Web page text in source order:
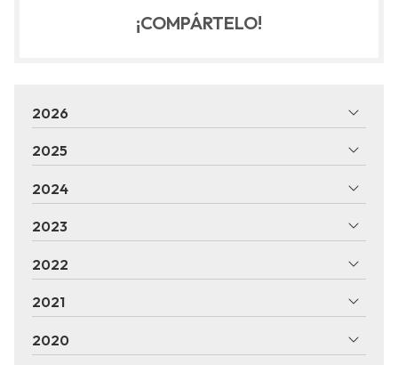
¡COMPÁRTELO!
2026
2025
2024
2023
2022
2021
2020